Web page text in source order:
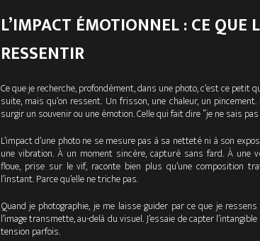
L’IMPACT ÉMOTIONNEL : CE QUE
RESSENTIR
Ce que je recherche, profondément, dans une photo, c’est ce petit
suite, mais qu’on ressent. Un frisson, une chaleur, un
surgir un souvenir ou une émotion. Celle qui fait dire “je ne sais
L’impact d’une photo ne se mesure pas à sa netteté ni à son
une vibration. À un moment sincère, capturé sans fard. À une
floue, prise sur le vif, raconte bien plus qu’une composition
l’instant. Parce qu’elle ne triche pas.
Quand je photographie, je me laisse guider par ce que je
l’image transmette, au-delà du visuel. J’essaie de capter
tension parfois.